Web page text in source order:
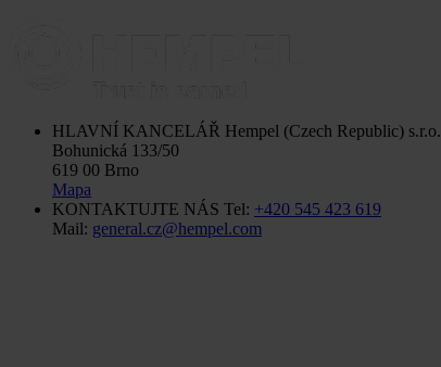
HLAVNÍ KANCELÁŘ Hempel (Czech Republic) s.r.o.
Bohunická 133/50
619 00 Brno
Mapa
KONTAKTUJTE NÁS Tel: +420 545 423 619
Mail: general.cz@hempel.com